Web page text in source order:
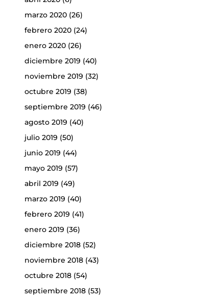
marzo 2020(26)
febrero 2020(24)
enero 2020(26)
diciembre 2019 (40)
noviembre 2019 (32)
octubre 2019 (38)
septiembre 2019 (46)
agosto 2019 (40)
julio 2019 (50)
junio 2019 (44)
mayo 2019 (57)
abril 2019 (49)
marzo 2019 (40)
febrero 2019 (41)
enero 2019 (36)
diciembre 2018(52)
noviembre 2018(43)
octubre 2018(54)
septiembre 2018(53)